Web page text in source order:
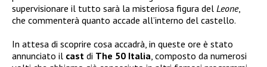
supervisionare il tutto sarà la misteriosa figura del Leone,
che commenterà quanto accade all’interno del castello.
In attesa di scoprire cosa accadrà, in queste ore è stato
annunciato il cast di The 50 Italia , composto da numerosi